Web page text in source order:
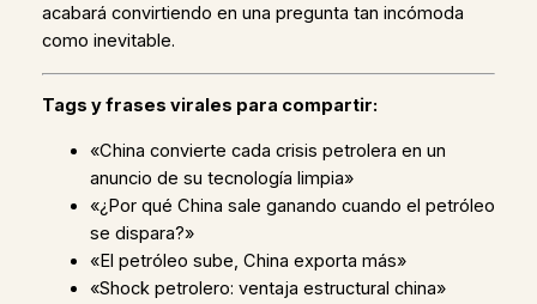
acabará convirtiendo en una pregunta tan incómoda
como inevitable.
Tags y frases virales para compartir:
«China convierte cada crisis petrolera en un
anuncio de su tecnología limpia»
«¿Por qué China sale ganando cuando el petróleo
se dispara?»
«El petróleo sube, China exporta más»
«Shock petrolero: ventaja estructural china»